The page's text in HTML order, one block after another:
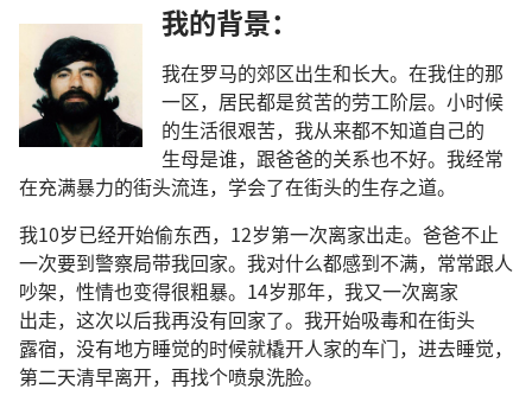
我的背景：
我在罗马的郊区出生和长大。 在我住的那
一区， 居民都是贫苦的劳工阶层。 小时候
的生活很艰苦， 我从来都不知道自己的
生母是谁， 跟爸爸的关系也不好。 我经常
在充满暴力的街头流连， 学会了在街头的生存之道。
我10岁已经开始偷东西，12岁第一次离家出走。 爸爸不止
一次要到警察局带我回家。 我对什么都感到不满， 常常跟人
吵架， 性情也变得很粗暴。14岁那年， 我又一次离家
出走， 这次以后我再没有回家了。 我开始吸毒和在街头
露宿， 没有地方睡觉的时候就橇开人家的车门， 进去睡觉，
第二天清早离开， 再找个喷泉洗脸。